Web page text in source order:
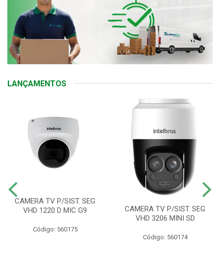
LANÇAMENTOS
CAMERA TV P/SIST. SEG
VHD 1220 D MIC G9
Código: 560175
CAMERA TV P/SIST. SEG
VHD 3206 MINI SD
Código: 560174